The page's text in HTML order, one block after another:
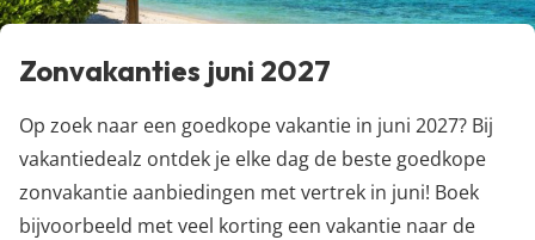
Zonvakanties juni 2027
Op zoek naar een goedkope vakantie in juni 2027? Bij
vakantiedealz ontdek je elke dag de beste goedkope
zonvakantie aanbiedingen met vertrek in juni! Boek
bijvoorbeeld met veel korting een vakantie naar de